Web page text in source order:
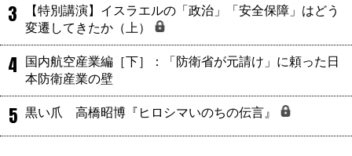
3
【特別講演】イスラエルの「政治」「安全保障」はどう
変遷してきたか（上）
4
国内航空産業編［下］：「防衛省が元請け」に頼った日
本防衛産業の壁
5 黒い爪 高橋昭博『ヒロシマいのちの伝言』